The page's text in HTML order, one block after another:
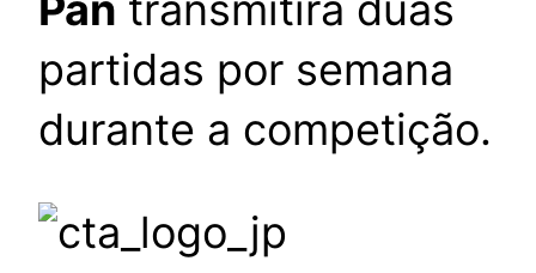
partidas por semana
durante a competição.